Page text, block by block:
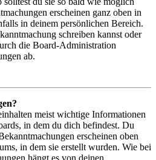
erscheinen ganz oben in
in deinem persönlichen Bereich.
schreiben kannst oder
die Board-Administration
ab.
meist wichtige Informationen
in dem du dich befindest. Du
erscheinen oben
in dem sie erstellt wurden. Wie bei
hängt es von deinen